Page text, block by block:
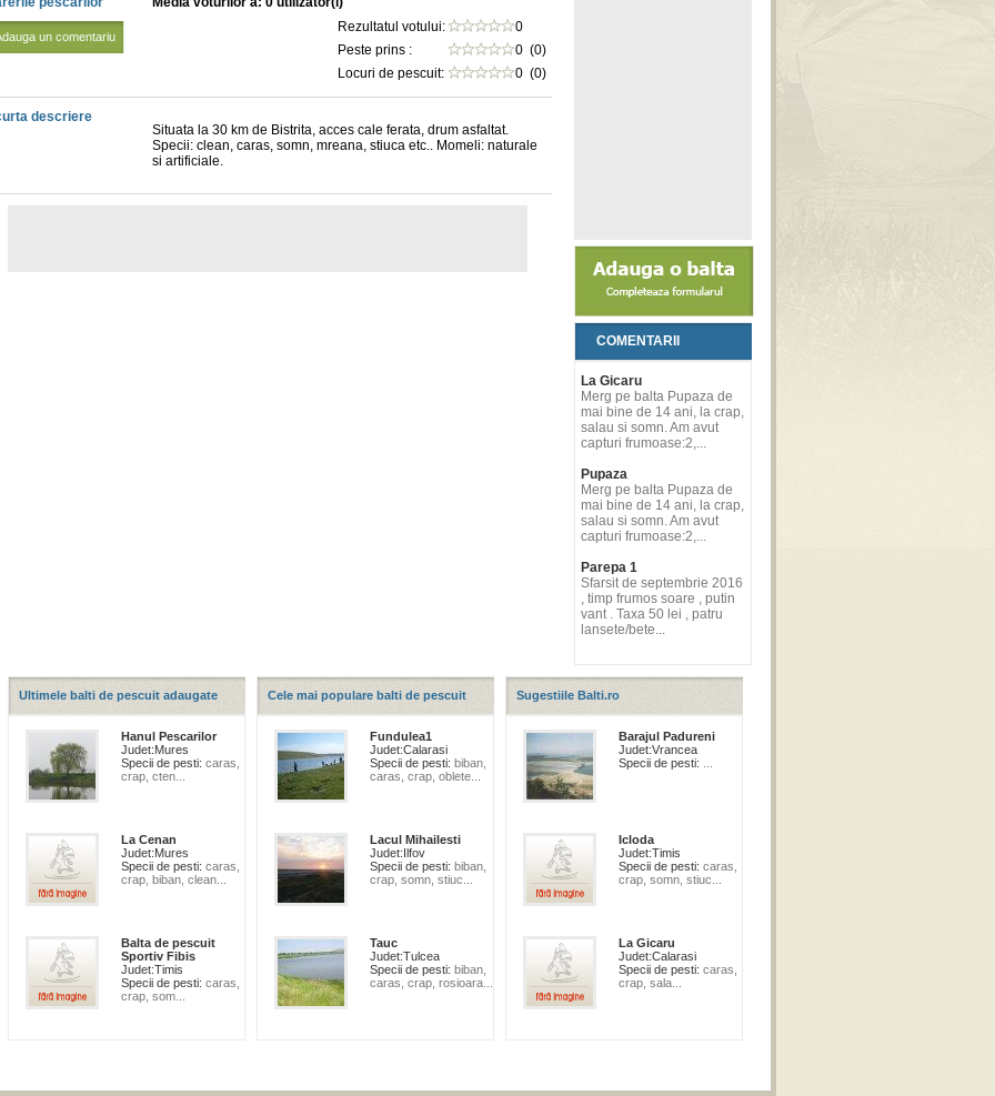
un comentariu
Rezultatul votului:
0
Peste prins :
0 (0)
Locuri de pescuit:
0 (0)
descriere
Situata la 30 km de Bistrita, acces cale ferata, drum asfaltat.
Specii: clean, caras, somn, mreana, stiuca etc.. Momeli: naturale
si artificiale.
COMENTARII
La Gicaru
Merg pe balta Pupaza de
mai bine de 14 ani, la crap,
salau si somn. Am avut
capturi frumoase:2,...
Pupaza
Merg pe balta Pupaza de
mai bine de 14 ani, la crap,
salau si somn. Am avut
capturi frumoase:2,...
Parepa 1
Sfarsit de septembrie 2016
, timp frumos soare , putin
vant . Taxa 50 lei , patru
lansete/bete...
Ultimele balti de pescuit adaugate
Hanul Pescarilor
Judet:Mures
Specii de pesti: caras,
crap, cten...
La Cenan
Judet:Mures
Specii de pesti: caras,
crap, biban, clean...
Balta de pescuit
Sportiv Fibis
Judet:Timis
Specii de pesti: caras,
crap, som...
Cele mai populare balti de pescuit
Fundulea1
Judet:Calarasi
Specii de pesti: biban,
caras, crap, oblete...
Lacul Mihailesti
Judet:Ilfov
Specii de pesti: biban,
crap, somn, stiuc...
Tauc
Judet:Tulcea
Specii de pesti: biban,
caras, crap, rosioara...
Sugestiile Balti.ro
Barajul Padureni
Judet:Vrancea
Specii de pesti:
Icloda
Judet:Timis
Specii de pesti: caras,
crap, somn, stiuc...
La Gicaru
Judet:Calarasi
Specii de pesti: caras,
crap, sala...